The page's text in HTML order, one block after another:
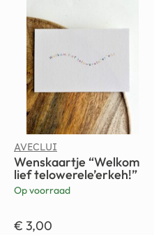
AVECLUI
Wenskaartje “Welkom
lief telowerele’erkeh!”
Op voorraad
€ 3,00